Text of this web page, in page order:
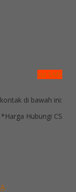
via SMS
di bawah ini:
*Harga Hubungi CS